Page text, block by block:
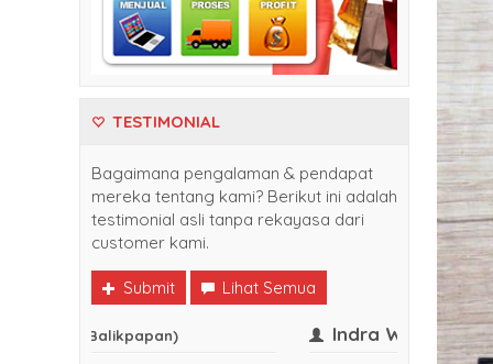
TESTIMONIAL
Bagaimana pengalaman & pendapat
mereka tentang kami? Berikut ini adalah
testimonial asli tanpa rekayasa dari
customer kami.
Submit Lihat Semua
Frank Indra